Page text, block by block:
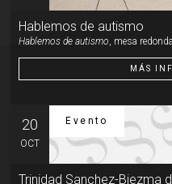
Hablemos de autismo
Hablemos de autismo, mesa
MÁS
20
OCT
Evento
Trinidad Sanchez-Biezma